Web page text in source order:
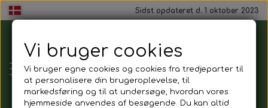
Sidst opdateret d. 1 oktober 2023
Tårnborg
Forsamlingshus
Vi bruger cookies
Vi bruger egne cookies og cookies fra tredjeparter til
at personalisere din brugeroplevelse, til
markedsføring og til at undersøge, hvordan vores
hjemmeside anvendes af besøgende. Du kan altid